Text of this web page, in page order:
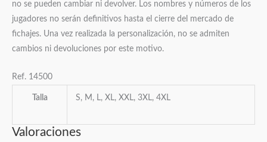
no se pueden cambiar ni devolver. Los nombres y números de los
jugadores no serán definitivos hasta el cierre del mercado de
fichajes. Una vez realizada la personalización, no se admiten
cambios ni devoluciones por este motivo.
Ref. 14500
Talla S, M, L, XL, XXL, 3XL, 4XL
Valoraciones